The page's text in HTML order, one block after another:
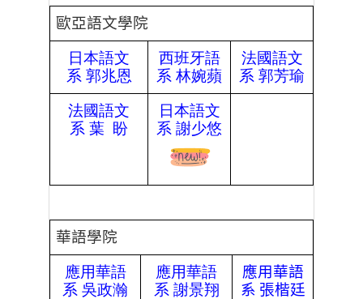
歐亞語文學院
日本語文
系 郭兆恩
西班牙語
系 林婉蘋
法國語文
系 郭芳瑜
法國語文
系 葉 盼
日本語文
系 謝少悠
華語學院
應用華語
系 吳政瀚
應用華語
系 謝景翔
應用華語
系 張楷廷